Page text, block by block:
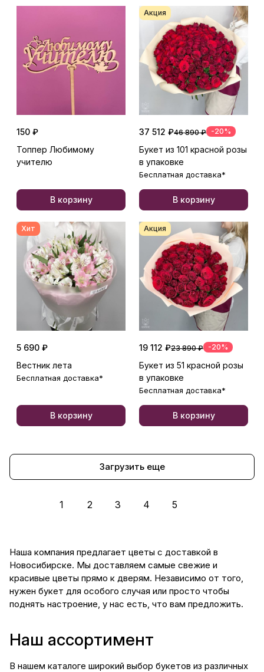
150 ₽
Топпер Любимому
учителю
В корзину
Акция
37 512 ₽46 890 ₽ -20%
Букет из 101 красной розы
в упаковке
Бесплатная доставка*
В корзину
Хит
5 690 ₽
Вестник лета
Бесплатная доставка*
В корзину
Акция
19 112 ₽23 890 ₽ -20%
Букет из 51 красной розы
в упаковке
Бесплатная доставка*
В корзину
Загрузить еще
1 2 3 4 5
Наша компания предлагает цветы с доставкой в
Новосибирске. Мы доставляем самые свежие и
красивые цветы прямо к дверям. Независимо от того,
нужен букет для особого случая или просто чтобы
поднять настроение, у нас есть, что вам предложить.
Наш ассортимент
В нашем каталоге широкий выбор букетов из различных